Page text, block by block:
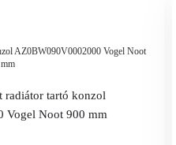
AZ0BW090V0002000 Vogel Noot
radiátor tartó konzol
Vogel Noot 900 mm